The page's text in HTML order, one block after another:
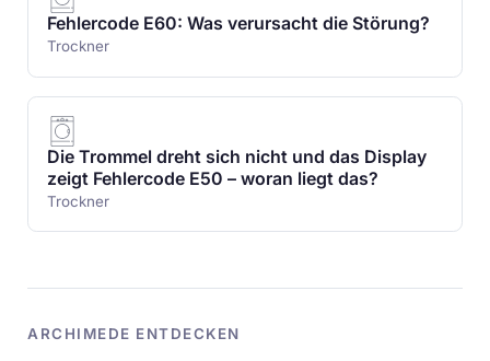
Fehlercode E60: Was verursacht die Störung?
Trockner
Die Trommel dreht sich nicht und das Display
zeigt Fehlercode E50 – woran liegt das?
Trockner
ARCHIMEDE ENTDECKEN